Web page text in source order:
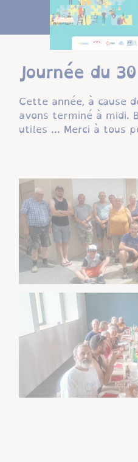
Journée du
Cette année, à cause
avons terminé à midi.
utiles ... Merci à tous